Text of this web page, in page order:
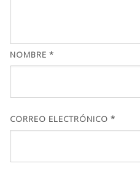
NOMBRE *
CORREO ELECTRÓNICO *